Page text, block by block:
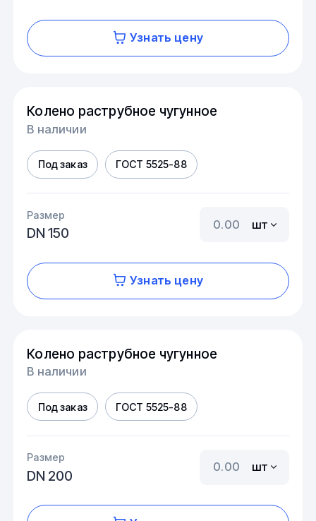
Узнать цену
Колено раструбное чугунное
В наличии
Под заказ ГОСТ 5525-88
Размер
DN 150
шт
Узнать цену
Колено раструбное чугунное
В наличии
Под заказ ГОСТ 5525-88
Размер
DN 200
шт